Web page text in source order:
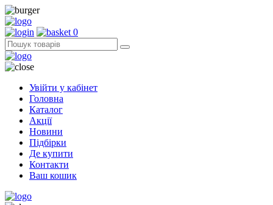
0
Увійти у кабінет
Головна
Каталог
Акції
Новини
Підбірки
Де купити
Контакти
Ваш кошик